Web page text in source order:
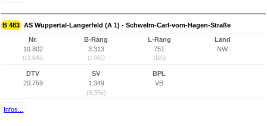
B 483 AS Wuppertal-Langerfeld (A 1) - Schwelm-Carl-vom-Hagen-Straße
Nr.
10.802
(13.946)
B-Rang
3.313
(1.065)
L-Rang
751
(185)
Land
NW
DTV
20.759
SV
1.349
(6,5%)
BPL
VB
Infos...